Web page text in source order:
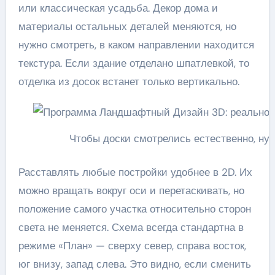
или классическая усадьба. Декор дома и
материалы остальных деталей меняются, но
нужно смотреть, в каком направлении находится
текстура. Если здание отделано шпатлевкой, то
отделка из досок встанет только вертикально.
Чтобы доски смотрелись естественно,
Расставлять любые постройки удобнее в 2D. Их
можно вращать вокруг оси и перетаскивать, но
положение самого участка относительно сторон
света не меняется. Схема всегда стандартна в
режиме «План» — сверху север, справа восток,
юг внизу, запад слева. Это видно, если сменить